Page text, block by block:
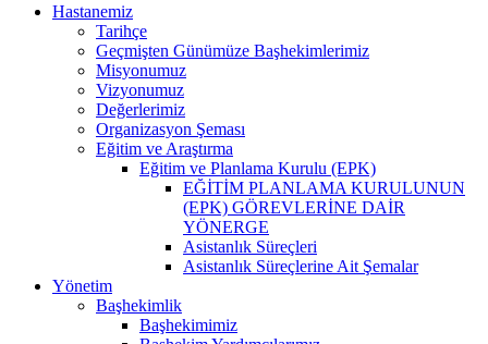
Hastanemiz
Tarihçe
Geçmişten Günümüze Başhekimlerimiz
Misyonumuz
Vizyonumuz
Değerlerimiz
Organizasyon Şeması
Eğitim ve Araştırma
Eğitim ve Planlama Kurulu (EPK)
EĞİTİM PLANLAMA KURULUNUN
(EPK) GÖREVLERİNE DAİR
YÖNERGE
Asistanlık Süreçleri
Asistanlık Süreçlerine Ait Şemalar
Yönetim
Başhekimlik
Başhekimimiz